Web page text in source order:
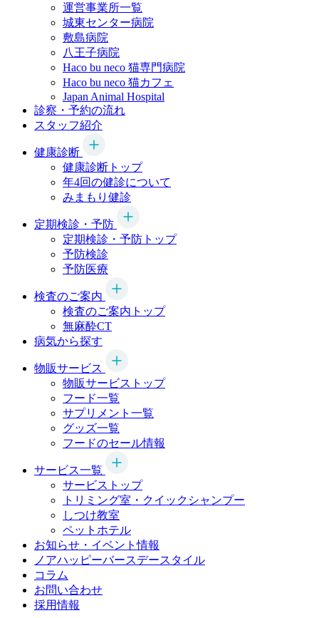
運営事業所一覧
城東センター病院
敷島病院
八王子病院
Haco bu neco 猫専門病院
Haco bu neco 猫カフェ
Japan Animal Hospital
診察・予約の流れ
スタッフ紹介
健康診断
健康診断トップ
年4回の健診について
みまもり健診
定期検診・予防
定期検診・予防トップ
予防検診
予防医療
検査のご案内
検査のご案内トップ
無麻酔CT
病気から探す
物販サービス
物販サービストップ
フード一覧
サプリメント一覧
グッズ一覧
フードのセール情報
サービス一覧
サービストップ
トリミング室・クイックシャンプー
しつけ教室
ペットホテル
お知らせ・イベント情報
ノアハッピーバースデースタイル
コラム
お問い合わせ
採用情報